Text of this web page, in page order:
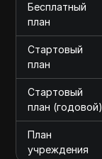
Бесплатный
план
Стартовый
план
Стартовый
план (годовой)
План
учреждения